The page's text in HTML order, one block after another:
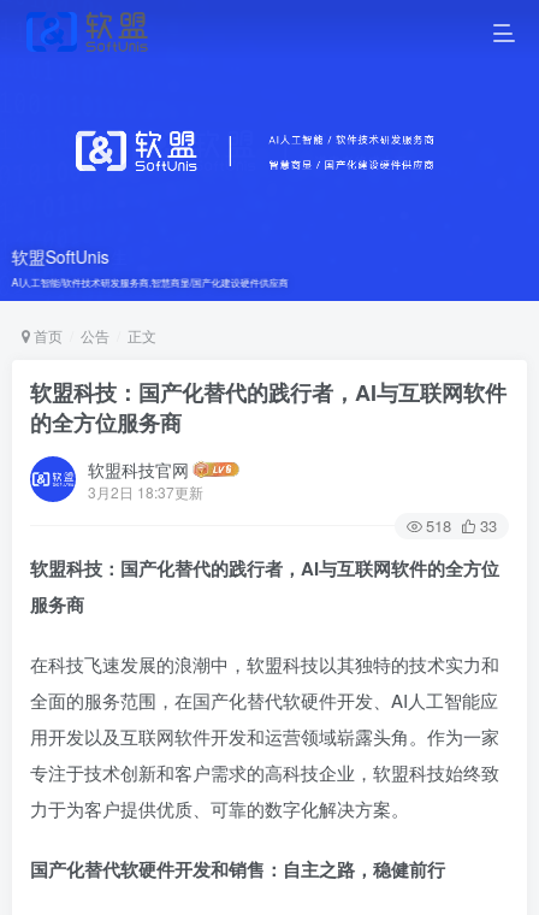
软盟SoftUnis
AI人工智能/软件技术研发服务商,智慧商显/国产化建设硬件供应商
软盟SOFTUNIS | 让数字化转型快人一步
用技术加速度重构商业逻辑，以国产化安全基座护航企业未来
客户共生
谦卑者终成大事
软盟SoftUnis
AI人工智能/软件技术研发服务商,智慧商显/国产化建设硬件供应商
| 让数字化转型快人一步
度重构商业逻辑，以国产化安全基座护航企业未来
首页 公告 正文
软盟科技：国产化替代的践行者，AI与互联网软件
的全方位服务商
软盟科技官网
3月2日 18:37更新
518 33
软盟科技：国产化替代的践行者，AI与互联网软件的全方位
服务商
在科技飞速发展的浪潮中，软盟科技以其独特的技术实力和
全面的服务范围，在国产化替代软硬件开发、AI人工智能应
用开发以及互联网软件开发和运营领域崭露头角。作为一家
专注于技术创新和客户需求的高科技企业，软盟科技始终致
力于为客户提供优质、可靠的数字化解决方案。
国产化替代软硬件开发和销售：自主之路，稳健前行